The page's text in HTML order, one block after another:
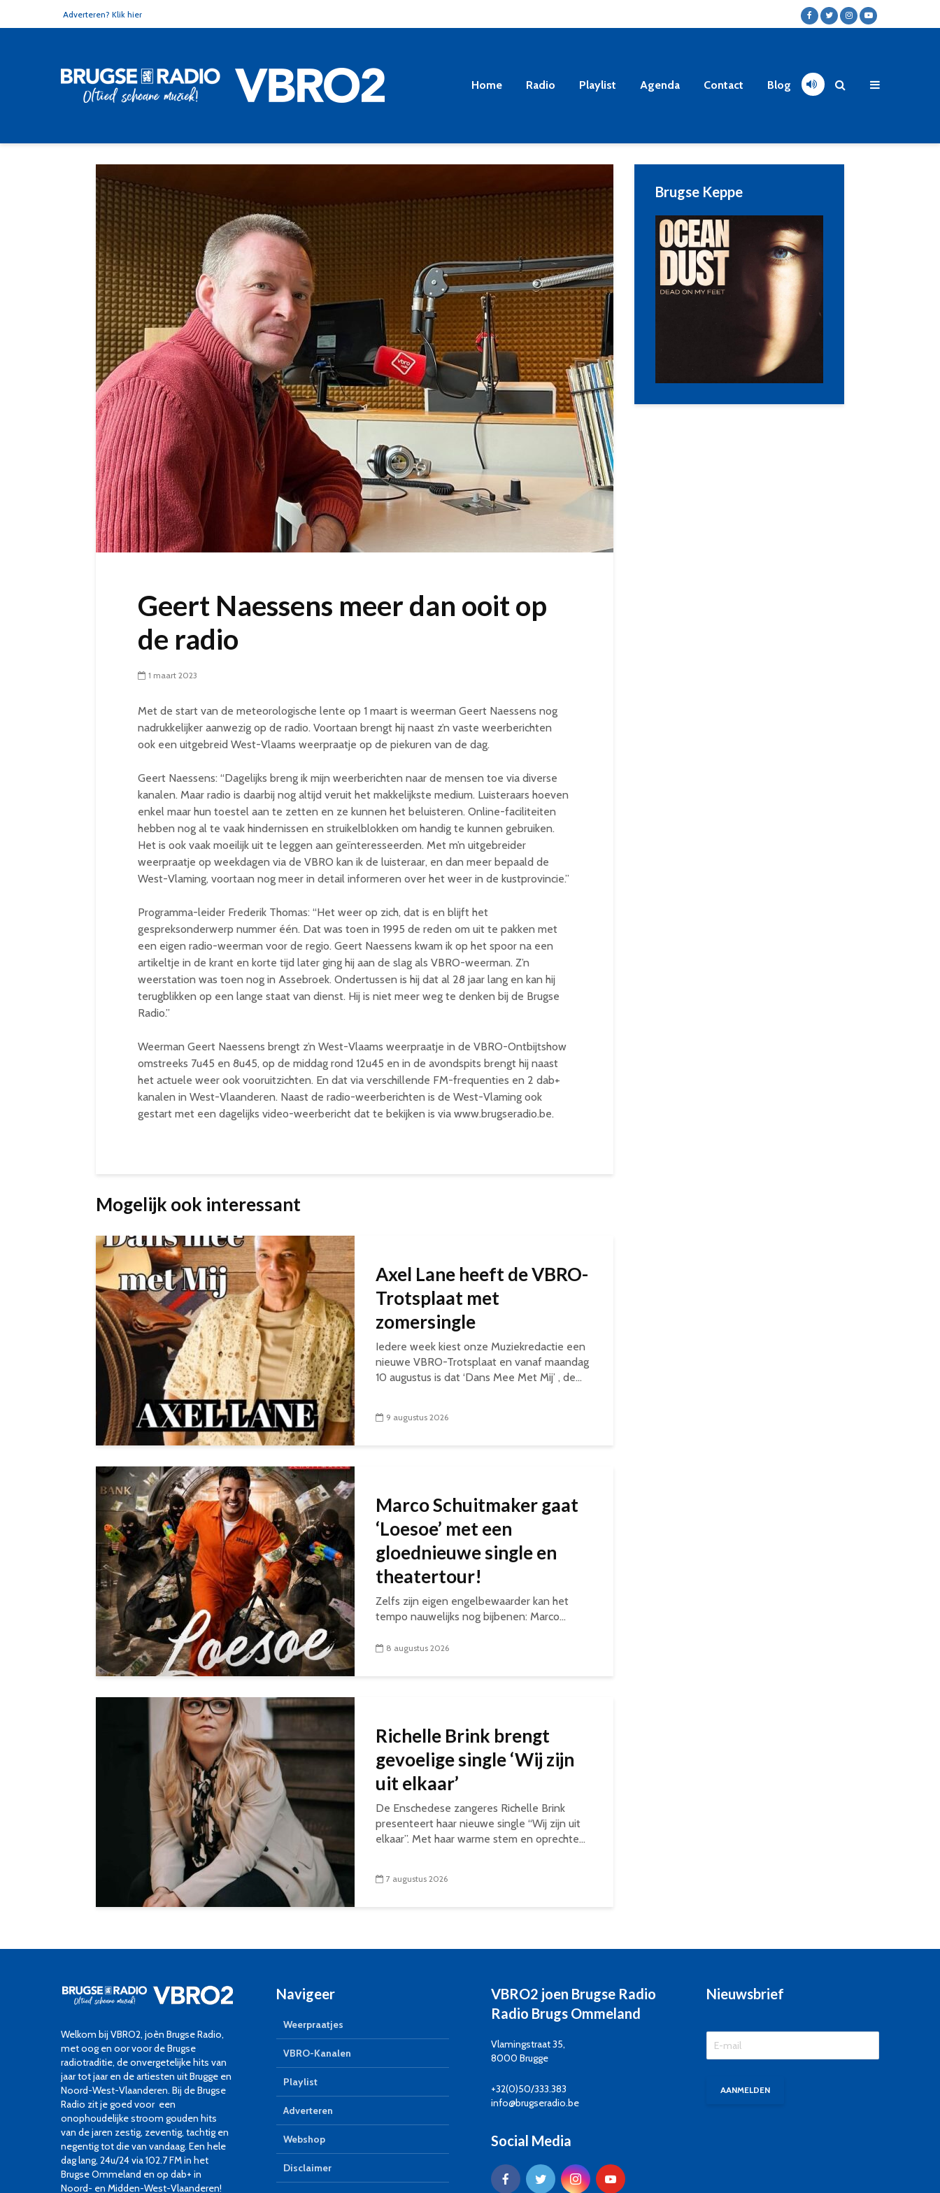
Adverteren? Klik hier
Home Radio Playlist Agenda Contact Blog
Geert Naessens meer dan ooit op
de radio
1 maart 2023
Met de start van de meteorologische lente op 1 maart is weerman Geert Naessens nog
nadrukkelijker aanwezig op de radio. Voortaan brengt hij naast z’n vaste weerberichten
ook een uitgebreid West-Vlaams weerpraatje op de piekuren van de dag.
Geert Naessens: “Dagelijks breng ik mijn weerberichten naar de mensen toe via diverse
kanalen. Maar radio is daarbij nog altijd veruit het makkelijkste medium. Luisteraars hoeven
enkel maar hun toestel aan te zetten en ze kunnen het beluisteren. Online-faciliteiten
hebben nog al te vaak hindernissen en struikelblokken om handig te kunnen gebruiken.
Het is ook vaak moeilijk uit te leggen aan geïnteresseerden. Met m’n uitgebreider
weerpraatje op weekdagen via de VBRO kan ik de luisteraar, en dan meer bepaald de
West-Vlaming, voortaan nog meer in detail informeren over het weer in de kustprovincie.”
Programma-leider Frederik Thomas: “Het weer op zich, dat is en blijft het
gespreksonderwerp nummer één. Dat was toen in 1995 de reden om uit te pakken met
een eigen radio-weerman voor de regio. Geert Naessens kwam ik op het spoor na een
artikeltje in de krant en korte tijd later ging hij aan de slag als VBRO-weerman. Z’n
weerstation was toen nog in Assebroek. Ondertussen is hij dat al 28 jaar lang en kan hij
terugblikken op een lange staat van dienst. Hij is niet meer weg te denken bij de Brugse
Radio.”
Weerman Geert Naessens brengt z’n West-Vlaams weerpraatje in de VBRO-Ontbijtshow
omstreeks 7u45 en 8u45, op de middag rond 12u45 en in de avondspits brengt hij naast
het actuele weer ook vooruitzichten. En dat via verschillende FM-frequenties en 2 dab+
kanalen in West-Vlaanderen. Naast de radio-weerberichten is de West-Vlaming ook
gestart met een dagelijks video-weerbericht dat te bekijken is via www.brugseradio.be.
Mogelijk ook interessant
Axel Lane heeft de VBRO-
Trotsplaat met
zomersingle
Iedere week kiest onze Muziekredactie een
nieuwe VBRO-Trotsplaat en vanaf maandag
10 augustus is dat ‘Dans Mee Met Mij’ , de...
9 augustus 2026
Marco Schuitmaker gaat
‘Loesoe’ met een
gloednieuwe single en
theatertour!
Zelfs zijn eigen engelbewaarder kan het
tempo nauwelijks nog bijbenen: Marco...
8 augustus 2026
Richelle Brink brengt
gevoelige single ‘Wij zijn
uit elkaar’
De Enschedese zangeres Richelle Brink
presenteert haar nieuwe single “Wij zijn uit
elkaar”. Met haar warme stem en oprechte...
7 augustus 2026
Brugse Keppe
Welkom bij VBRO2, joèn Brugse Radio,
met oog en oor voor de Brugse
radiotraditie, de onvergetelijke hits van
jaar tot jaar en de artiesten uit Brugge en
Noord-West-Vlaanderen. Bij de Brugse
Radio zit je goed voor een
onophoudelijke stroom gouden hits
van de jaren zestig, zeventig, tachtig en
negentig tot die van vandaag. Een hele
dag lang, 24u/24 via 102.7 FM in het
Brugse Ommeland en op dab+ in
Noord- en Midden-West-Vlaanderen!
Navigeer
Weerpraatjes
VBRO-Kanalen
Playlist
Adverteren
Webshop
Disclaimer
VBRO2 joen Brugse Radio
Radio Brugs Ommeland
Vlamingstraat 35,
8000 Brugge
+32(0)50/333.383
info@brugseradio.be
Social Media
Nieuwsbrief